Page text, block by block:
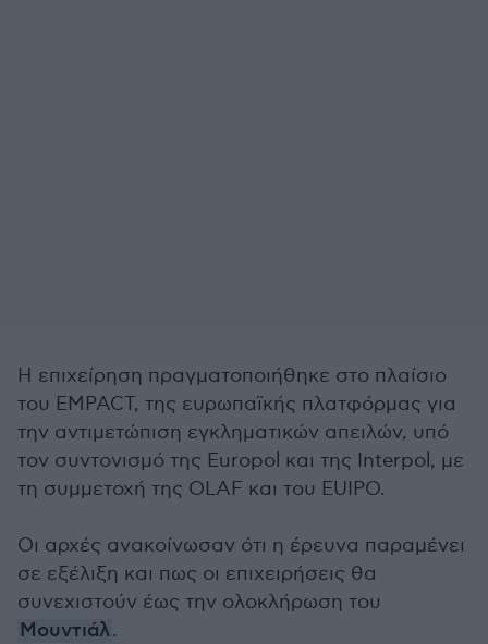
Η επιχείρηση πραγματοποιήθηκε στο πλαίσιο
του EMPACT, της ευρωπαϊκής πλατφόρμας για
την αντιμετώπιση εγκληματικών απειλών, υπό
τον συντονισμό της Europol και της Interpol, με
τη συμμετοχή της OLAF και του EUIPO.
Οι αρχές ανακοίνωσαν ότι η έρευνα παραμένει
σε εξέλιξη και πως οι επιχειρήσεις θα
συνεχιστούν έως την ολοκλήρωση του
Μουντιάλ.